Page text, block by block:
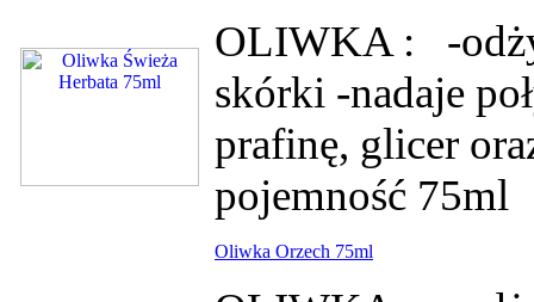
OLIWKA : -
skórki -nadaje
prafinę, glicer
pojemność 75ml
Oliwka Orzech 75ml